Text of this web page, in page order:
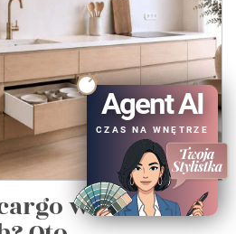
w szafkach
Agent AI
CZAS NA WNĘTRZE